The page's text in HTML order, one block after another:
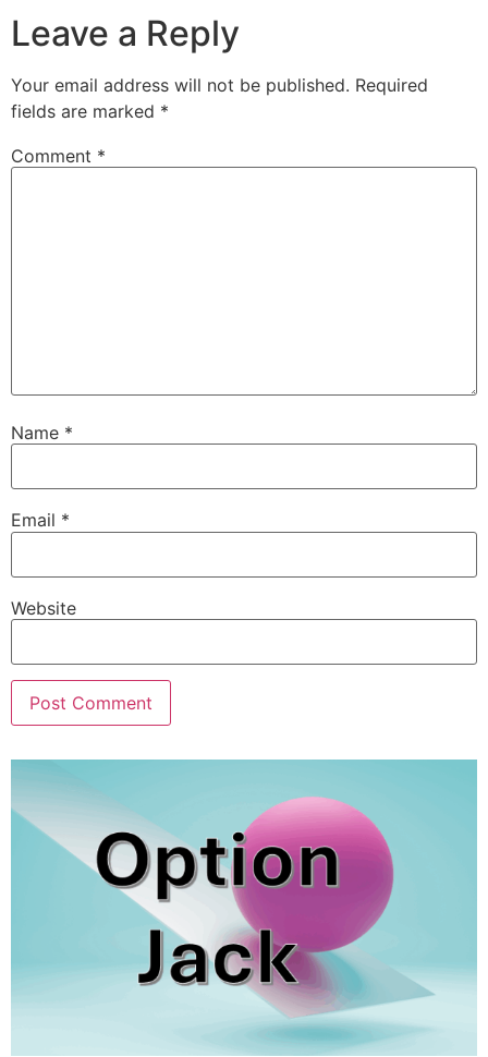
Leave a Reply
Your email address will not be published. Required
fields are marked *
Comment *
Name *
Email *
Website